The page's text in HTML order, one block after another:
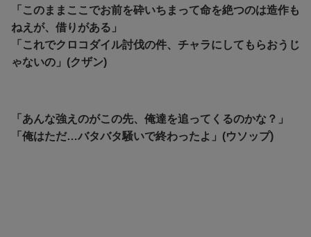
「このままここでお前を砕いちまって命を絶つのは造作も
ねえが、借りがある」
「これでクロコダイル討伐の件、チャラにしてもらおうじ
ゃないの」(クザン)
「あんな強えのがこの先、俺達を追ってくるのかな？」
「俺はただ…バタバタ騒いで終わったよ」(ウソップ)